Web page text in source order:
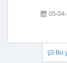
05-
Bu